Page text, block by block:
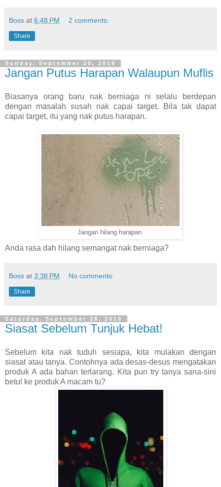
Boss at 6:48 PM 2 comments:
Share
Sunday, September 29, 2019
Jangan Putus Harapan Walaupun Muflis
Biasanya orang baru nak berniaga ni selalu berdepan
dengan masalah susah nak capai target. Bila tak dapat
capai target, itu yang nak putus harapan.
Jangan hilang harapan.
Anda rasa dah hilang semangat nak berniaga?
Boss at 3:38 PM No comments:
Share
Saturday, September 28, 2019
Siasat Sebelum Tunjuk Hebat!
Sebelum kita nak tuduh sesiapa, kita mulakan dengan
siasat atau tanya. Contohnya ada desas-desus mengatakan
produk A ada bahan terlarang. Kita pun try tanya sana-sini
betul ke produk A macam tu?